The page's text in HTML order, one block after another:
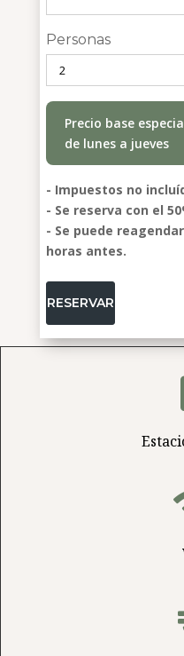
Personas
Precio base
de lunes a jueves
- Impuestos no
- Se reserva con el
- Se puede
horas antes.
RESERVAR